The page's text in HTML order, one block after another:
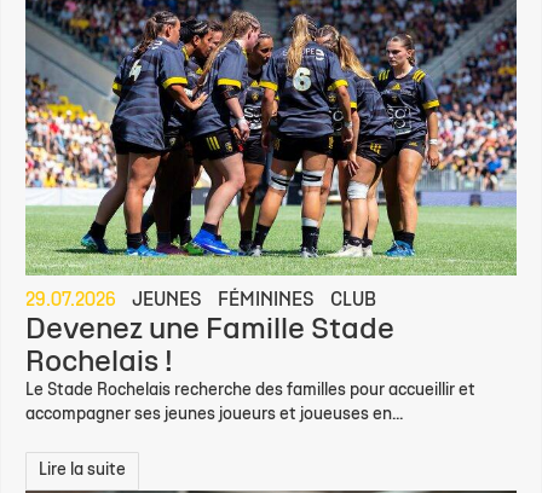
29.07.2026 JEUNES FÉMININES CLUB
Devenez une Famille Stade
Rochelais !
Le Stade Rochelais recherche des familles pour accueillir et
accompagner ses jeunes joueurs et joueuses en...
Lire la suite